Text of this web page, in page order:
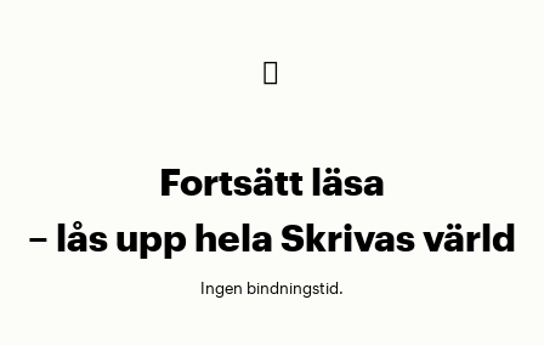
Fortsätt läsa
– lås upp hela Skrivas värld
Ingen bindningstid.